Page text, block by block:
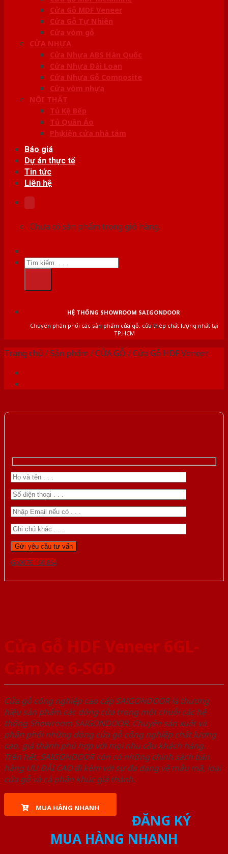
Cửa Gỗ MDF Veneer
Cửa Gỗ Tự Nhiên
Cửa vòm gỗ
CỬA NHỰA
Cửa Nhựa ABS Hàn Quốc
Cửa Nhựa Đài Loan
Cửa Nhựa Gỗ Composite
Cửa vòm nhựa
NỘI THẤT
Tủ Kệ Bếp
Tủ Quần Áo
Phụ kiện cửa nhà tắm
Báo giá
Dự án thực tế
Tin tức
Liên hệ
Chưa có sản phẩm trong giỏ hàng.
Tìm
kiếm:
HỆ THỐNG SHOWROOM SAIGONDOOR
Chuyên phân phối các sản phẩm cửa gỗ, cửa thép chất lượng nhất tại
TP.HCM
Trang chủ /Sản phẩm /CỬA GỖ /Cửa Gỗ HDF Veneer
Gọi 0976.169.864
Cửa Gỗ HDF Veneer 6GL-
Căm Xe 6-SGD
Cửa gỗ công nghiệp cao cấp SAIGONDOOR là thương
hiệu sản phẩm các dòng cửa trong một chuỗi các hệ
thống Showroom SAIGONDOOR. Chuyên sản xuất và
phân phối những dòng cửa gỗ công nghiệp chất lượng
cao, giá thành phù hợp với mọi nhu cầu khách hàng.
Trên hết, SAIGONDOOR còn có những chính sách bán
hàng ƯU ĐÃI CAO đi kèm với sự đa dạng về mẫu mã, loại
cửa gỗ và cả phân khúc giá thành.
MUA HÀNG NHANH
ĐĂNG KÝ
MUA HÀNG NHANH